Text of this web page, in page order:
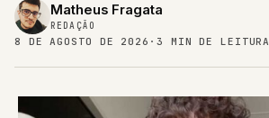
Matheus Fragata
REDAÇÃO
8 DE AGOSTO DE 2026 · 3 MIN DE LEITURA